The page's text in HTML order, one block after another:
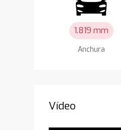
1.819 mm
Anchura
Vídeo